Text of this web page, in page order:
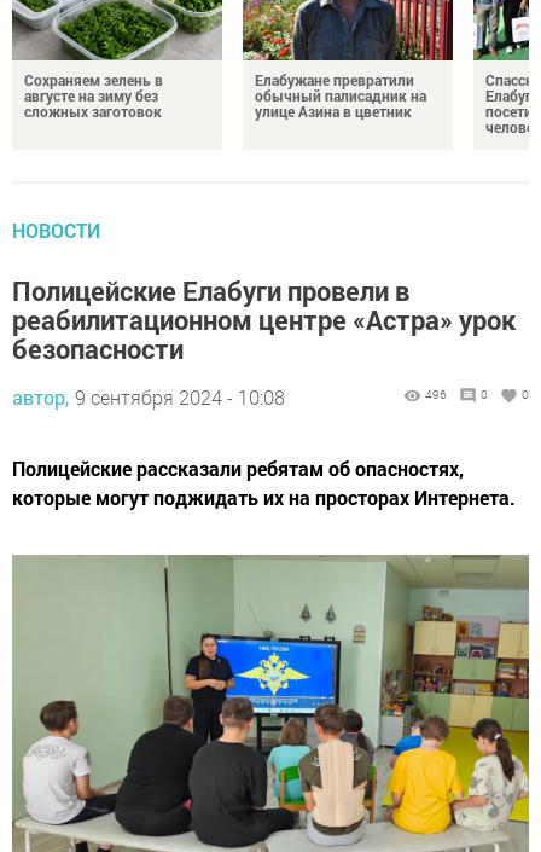
Сохраняем зелень в
августе на зиму без
сложных заготовок
Елабужане превратили
обычный палисадник на
улице Азина в цветник
человек
НОВОСТИ
Полицейские Елабуги провели в
реабилитационном центре «Астра» урок
безопасности
автор, 9 сентября 2024 - 10:08 496 0 0
Полицейские рассказали ребятам об опасностях,
которые могут поджидать их на просторах Интернета.